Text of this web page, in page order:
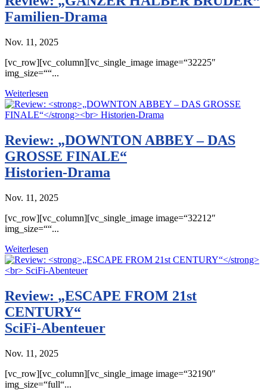
Familien-Drama
Nov. 11, 2025
[vc_row][vc_column][vc_single_image image=“32225″
img_size=““...
Weiterlesen
Review: „DOWNTON ABBEY – DAS
GROSSE FINALE“
Historien-Drama
Nov. 11, 2025
[vc_row][vc_column][vc_single_image image=“32212″
img_size=““...
Weiterlesen
Review: „ESCAPE FROM 21st
CENTURY“
SciFi-Abenteuer
Nov. 11, 2025
[vc_row][vc_column][vc_single_image image=“32190″
img_size=“full“...